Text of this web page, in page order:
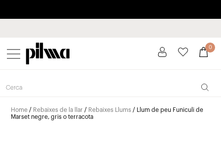
pilma 0
Home / Rebaixes de la llar / Rebaixes Llums / Llum de peu Funiculi de
Marset negre, gris o terracota